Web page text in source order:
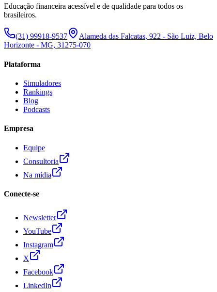
Educação financeira acessível e de qualidade para todos os
brasileiros.
(31) 99918-9537
Alameda das Falcatas, 922 - São Luiz, Belo
Horizonte - MG, 31275-070
Plataforma
Simuladores
Rankings
Blog
Podcasts
Empresa
Equipe
Consultoria
Na mídia
Conecte-se
Newsletter
YouTube
Instagram
X
Facebook
LinkedIn